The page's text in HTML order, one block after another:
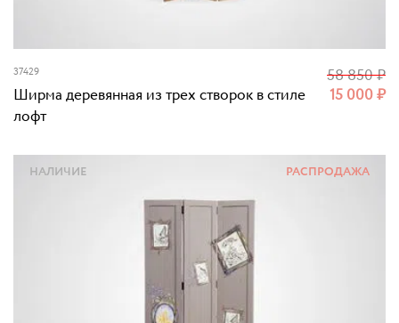
37429
Ширма деревянная из трех створок в стиле
лофт
15 000₽
58 850₽
РАСПРОДАЖА
НАЛИЧИЕ